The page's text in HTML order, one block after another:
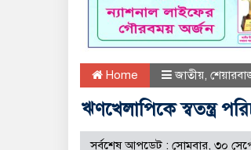
Home জাতীয়,
ঋণখেলাপিকে স্বতন্ত্র
সর্বশেষ আপডেট : সোমবার, ৩০